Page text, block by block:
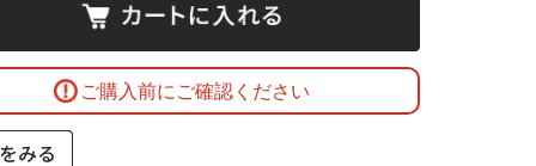
ご購入前にご確認ください